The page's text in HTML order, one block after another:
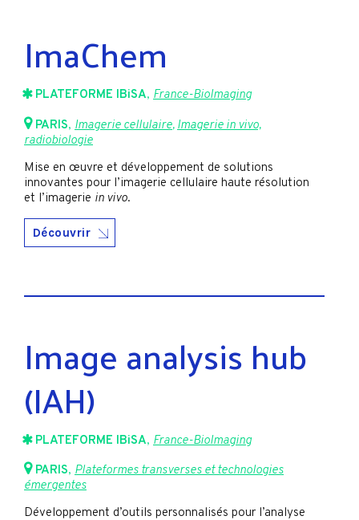
ImaChem
PLATEFORME IBiSA, France-BioImaging
PARIS, Imagerie cellulaire, Imagerie in vivo,
radiobiologie
Mise en œuvre et développement de solutions
innovantes pour l’imagerie cellulaire haute résolution
et l’imagerie in vivo.
Découvrir
Image analysis hub
(IAH)
PLATEFORME IBiSA, France-BioImaging
PARIS, Plateformes transverses et technologies
émergentes
Développement d’outils personnalisés pour l’analyse